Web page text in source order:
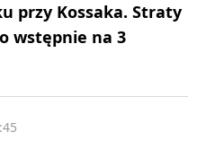
przy Kossaka. Straty
wstępnie na 3